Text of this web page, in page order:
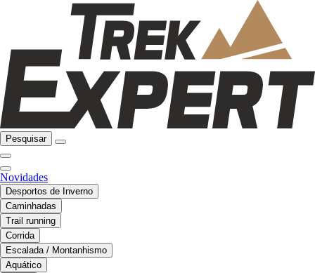
Pesquisar
Novidades
Desportos de Inverno
Caminhadas
Trail running
Corrida
Escalada / Montanhismo
Aquático